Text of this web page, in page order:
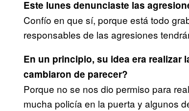
Este lunes denunciaste las
Confío en que sí, porque está todo
responsables de las agresiones
En un principio, su idea era realizar
cambiaron de parecer?
Porque no se nos dio permiso para
mucha policía en la puerta y algunos